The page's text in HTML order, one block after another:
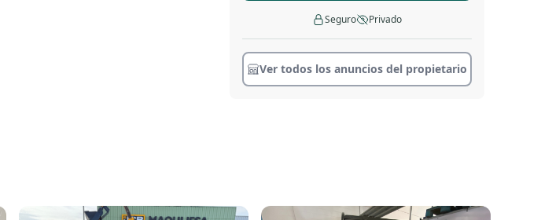
Seguro Privado
Ver todos los anuncios del propietario